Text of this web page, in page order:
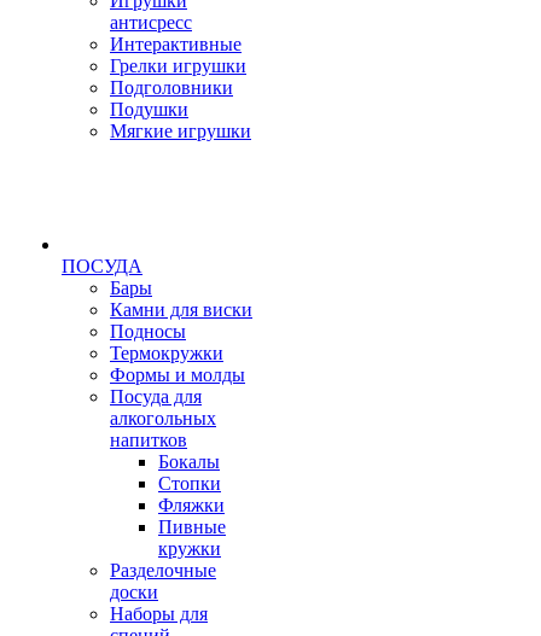
антисресс
Интерактивные
Грелки игрушки
Подголовники
Подушки
Мягкие игрушки
ПОСУДА
Бары
Камни для виски
Подносы
Термокружки
Формы и молды
Посуда для
алкогольных
напитков
Бокалы
Стопки
Фляжки
Пивные
кружки
Разделочные
доски
Наборы для